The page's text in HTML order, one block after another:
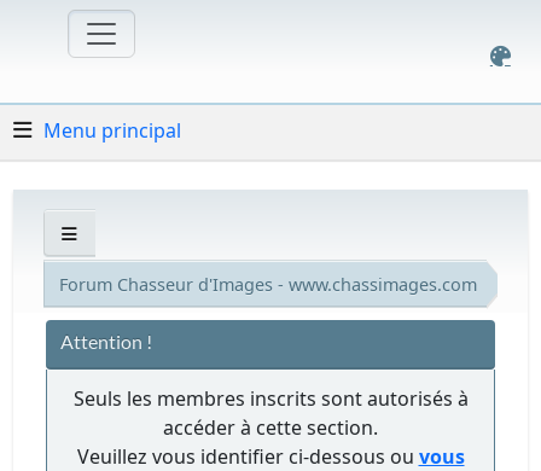
Menu principal
Forum Chasseur d'Images - www.chassimages.com
Attention !
Seuls les membres inscrits sont autorisés à
accéder à cette section.
Veuillez vous identifier ci-dessous ou vous